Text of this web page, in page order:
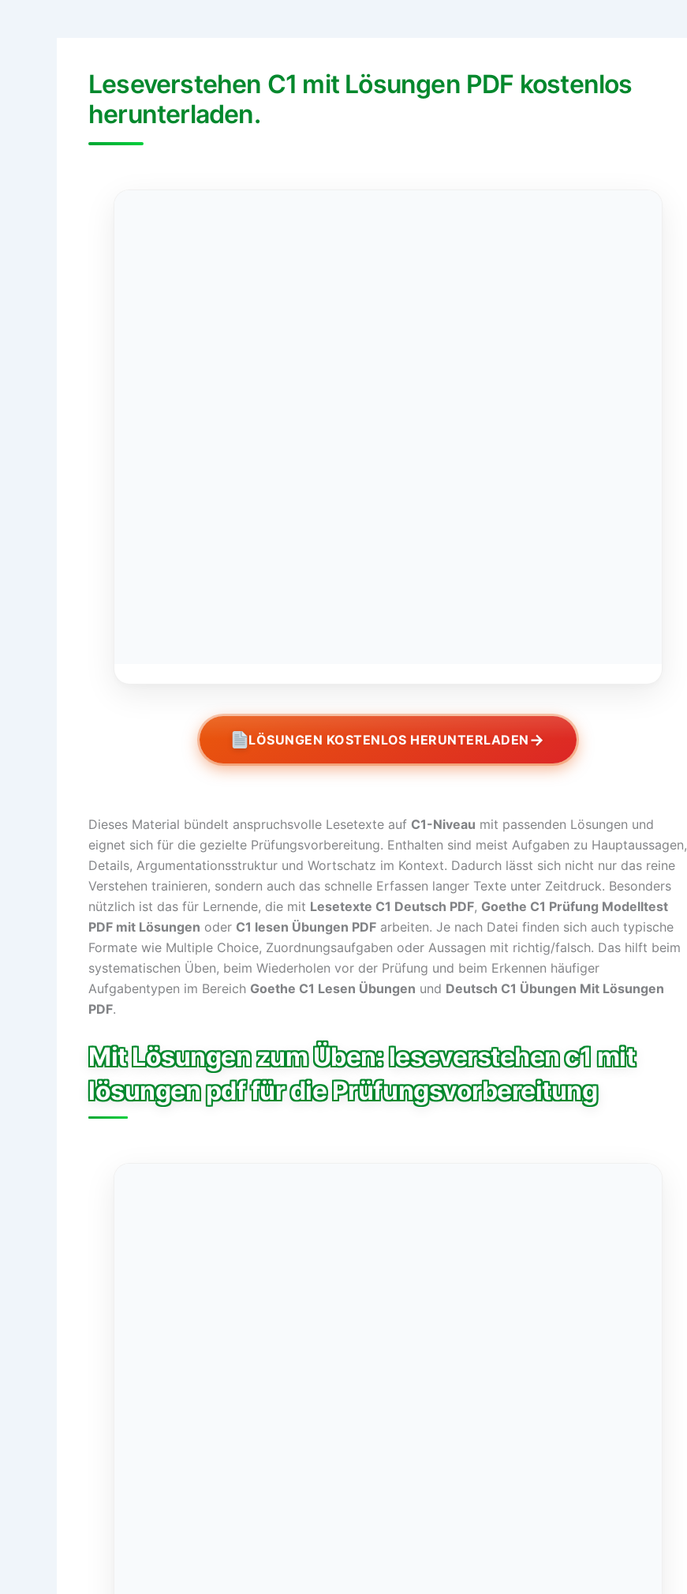
Leseverstehen C1 mit Lösungen PDF kostenlos
herunterladen.
LÖSUNGEN KOSTENLOS HERUNTERLADEN →
Dieses Material bündelt anspruchsvolle Lesetexte auf C1-Niveau mit passenden Lösungen und
eignet sich für die gezielte Prüfungsvorbereitung. Enthalten sind meist Aufgaben zu Hauptaussagen,
Details, Argumentationsstruktur und Wortschatz im Kontext. Dadurch lässt sich nicht nur das reine
Verstehen trainieren, sondern auch das schnelle Erfassen langer Texte unter Zeitdruck. Besonders
nützlich ist das für Lernende, die mit Lesetexte C1 Deutsch PDF, Goethe C1 Prüfung Modelltest
PDF mit Lösungen oder C1 lesen Übungen PDF arbeiten. Je nach Datei finden sich auch typische
Formate wie Multiple Choice, Zuordnungsaufgaben oder Aussagen mit richtig/falsch. Das hilft beim
systematischen Üben, beim Wiederholen vor der Prüfung und beim Erkennen häufiger
Aufgabentypen im Bereich Goethe C1 Lesen Übungen und Deutsch C1 Übungen Mit Lösungen
PDF.
Mit Lösungen zum Üben: leseverstehen c1 mit
lösungen pdf für die Prüfungsvorbereitung